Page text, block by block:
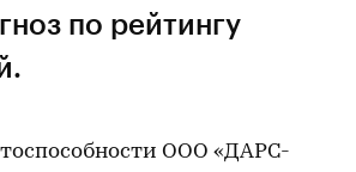
по рейтингу
ООО «ДАРС-